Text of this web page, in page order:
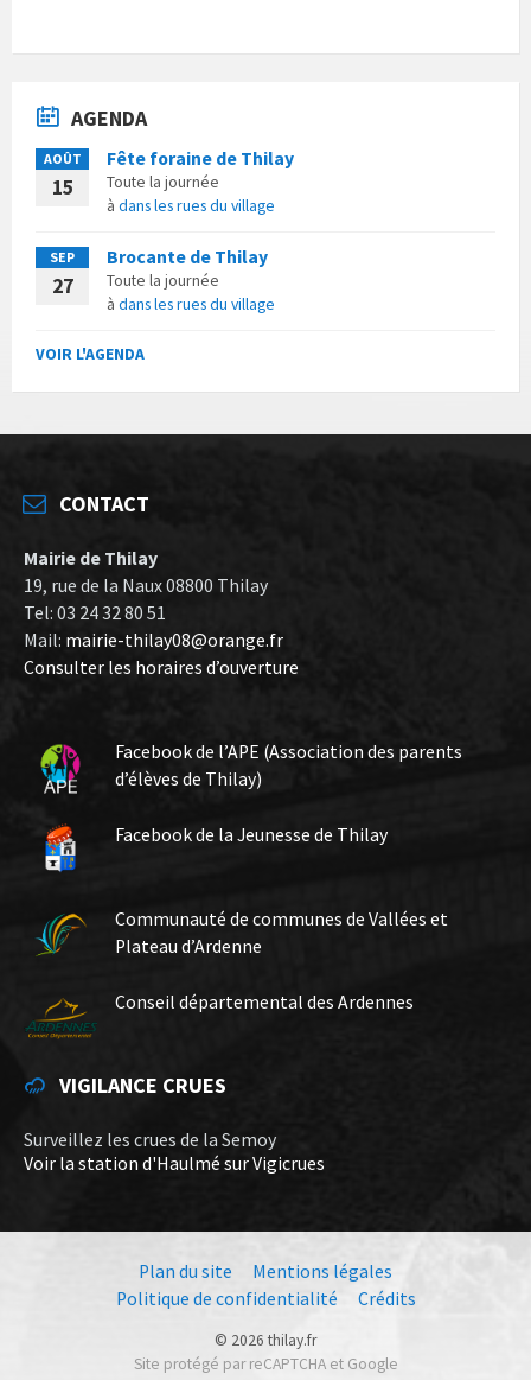
AGENDA
AOÛT
15
Fête foraine de Thilay
Toute la journée
à dans les rues du village
SEP
27
Brocante de Thilay
Toute la journée
à dans les rues du village
VOIR L'AGENDA
CONTACT
Mairie de Thilay
19, rue de la Naux 08800 Thilay
Tel: 03 24 32 80 51
Mail: mairie-thilay08@orange.fr
Consulter les horaires d’ouverture
Facebook de l’APE (Association des parents
d’élèves de Thilay)
Facebook de la Jeunesse de Thilay
Communauté de communes de Vallées et
Plateau d’Ardenne
Conseil départemental des Ardennes
VIGILANCE CRUES
Surveillez les crues de la Semoy
Voir la station d'Haulmé sur Vigicrues
Plan du site
Mentions légales
Politique de confidentialité
Crédits
© 2026 thilay.fr
Site protégé par reCAPTCHA et Google